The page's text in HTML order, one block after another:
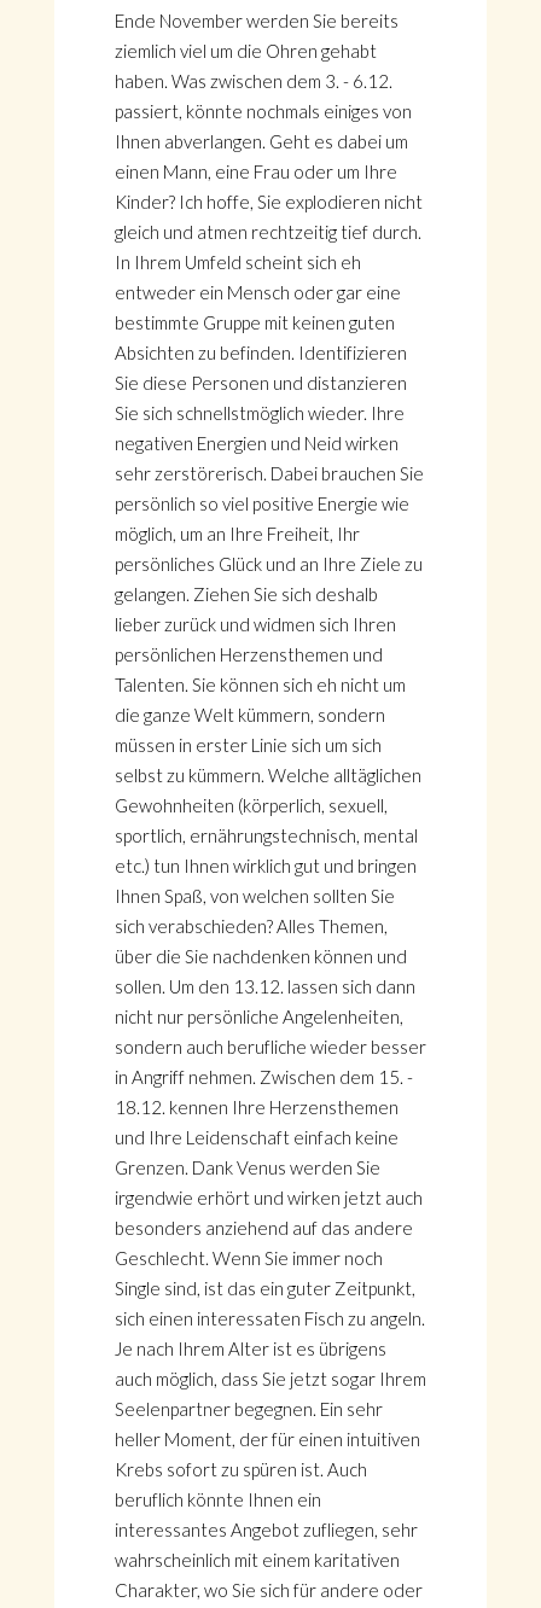
Ende November werden Sie bereits
ziemlich viel um die Ohren gehabt
haben. Was zwischen dem 3. - 6.12.
passiert, könnte nochmals einiges von
Ihnen abverlangen. Geht es dabei um
einen Mann, eine Frau oder um Ihre
Kinder? Ich hoffe, Sie explodieren nicht
gleich und atmen rechtzeitig tief durch.
In Ihrem Umfeld scheint sich eh
entweder ein Mensch oder gar eine
bestimmte Gruppe mit keinen guten
Absichten zu befinden. Identifizieren
Sie diese Personen und distanzieren
Sie sich schnellstmöglich wieder. Ihre
negativen Energien und Neid wirken
sehr zerstörerisch. Dabei brauchen Sie
persönlich so viel positive Energie wie
möglich, um an Ihre Freiheit, Ihr
persönliches Glück und an Ihre Ziele zu
gelangen. Ziehen Sie sich deshalb
lieber zurück und widmen sich Ihren
persönlichen Herzensthemen und
Talenten. Sie können sich eh nicht um
die ganze Welt kümmern, sondern
müssen in erster Linie sich um sich
selbst zu kümmern. Welche alltäglichen
Gewohnheiten (körperlich, sexuell,
sportlich, ernährungstechnisch, mental
etc.) tun Ihnen wirklich gut und bringen
Ihnen Spaß, von welchen sollten Sie
sich verabschieden? Alles Themen,
über die Sie nachdenken können und
sollen. Um den 13.12. lassen sich dann
nicht nur persönliche Angelenheiten,
sondern auch berufliche wieder besser
in Angriff nehmen. Zwischen dem 15. -
18.12. kennen Ihre Herzensthemen
und Ihre Leidenschaft einfach keine
Grenzen. Dank Venus werden Sie
irgendwie erhört und wirken jetzt auch
besonders anziehend auf das andere
Geschlecht. Wenn Sie immer noch
Single sind, ist das ein guter Zeitpunkt,
sich einen interessaten Fisch zu angeln.
Je nach Ihrem Alter ist es übrigens
auch möglich, dass Sie jetzt sogar Ihrem
Seelenpartner begegnen. Ein sehr
heller Moment, der für einen intuitiven
Krebs sofort zu spüren ist. Auch
beruflich könnte Ihnen ein
interessantes Angebot zufliegen, sehr
wahrscheinlich mit einem karitativen
Charakter, wo Sie sich für andere oder